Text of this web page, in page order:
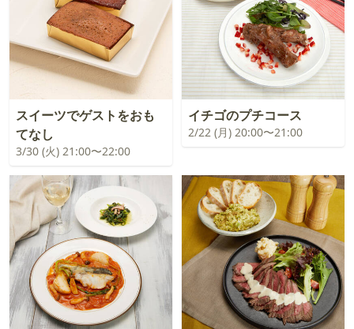
スイーツでゲストをおも
てなし
3/30 (火) 21:00〜22:00
イチゴのプチコース
2/22 (月) 20:00〜21:00